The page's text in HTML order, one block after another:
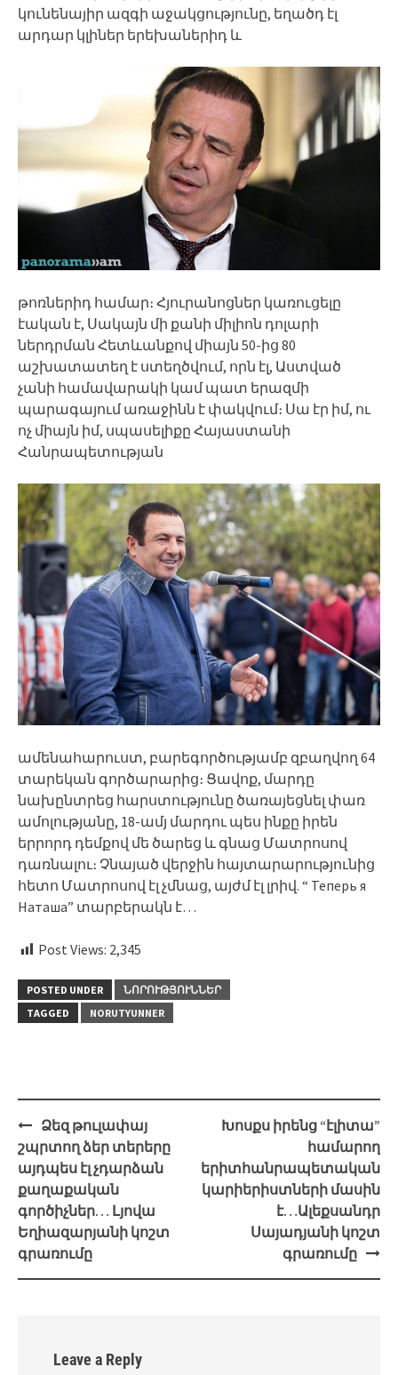
կունենայիր ազգի աջակցությունը, եղածդ էլ
արդար կլիներ երեխաներիդ և
թոռներիդ համար։ Հյուրանոցներ կառուցելը
էական է, Սակայն մի քանի միլիոն դոլարի
ներդրման Հետևանքով միայն 50-ից 80
աշխատատեղ է ստեղծվում, որն էլ, Աստված
չանի համավարակի կամ պատ երազմի
պարագայում առաջինն է փակվում։ Սա էր իմ, ու
ոչ միայն իմ, սպասելիքը Հայաստանի
Հանրապետության
ամենահարուստ, բարեգործությամբ զբաղվող 64
տարեկան գործարարից։ Ցավոք, մարդը
նախընտրեց հարստությունը ծառայեցնել փառ
ամոլությանը, 18-ամյ մարդու պես ինքը իրեն
երրորդ դեմքով մե ծարեց և գնաց Մատրոսով
դառնալու։ Չնայած վերջին հայտարարությունից
հետո Մատրոսով էլ չմնաց, այժմ էլ լրիվ. “ Теперь я
Наташа” տարբերակն է…
Post Views: 2,345
POSTED UNDER
ՆՈՐՈՒԹՅՈՒՆՆԵՐ
TAGGED
NORUTYUNNER
Post
navigation
Ձեզ թուլափայ
շպրտող ձեր տերերը
այդպես էլ չդարձան
քաղաքական
գործիչներ… Լյովա
Եղիազարյանի կոշտ
գրառումը
Խոսքս իրենց “էլիտա”
համարող
երիտհանրապետական
կարիերիստների մասին
է…Ալեքսանդր
Սայադյանի կոշտ
գրառումը
Leave a Reply